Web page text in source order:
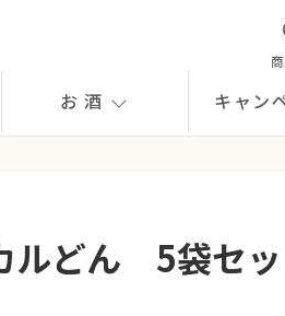
お酒 キャン
ルどん 5袋セ